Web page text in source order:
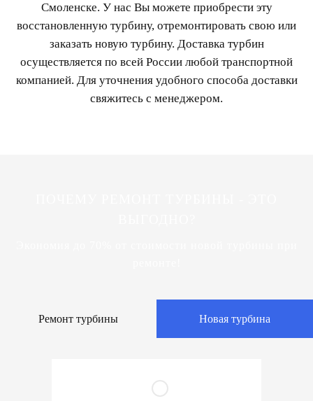
Смоленске. У нас Вы можете приобрести эту
восстановленную турбину, отремонтировать свою или
заказать новую турбину. Доставка турбин
осуществляется по всей России любой транспортной
компанией. Для уточнения удобного способа доставки
свяжитесь с менеджером.
Ремонт турбины Новая турбина